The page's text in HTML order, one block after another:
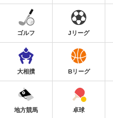
ゴルフ Jリーグ
大相撲 Bリーグ
地方競馬 卓球